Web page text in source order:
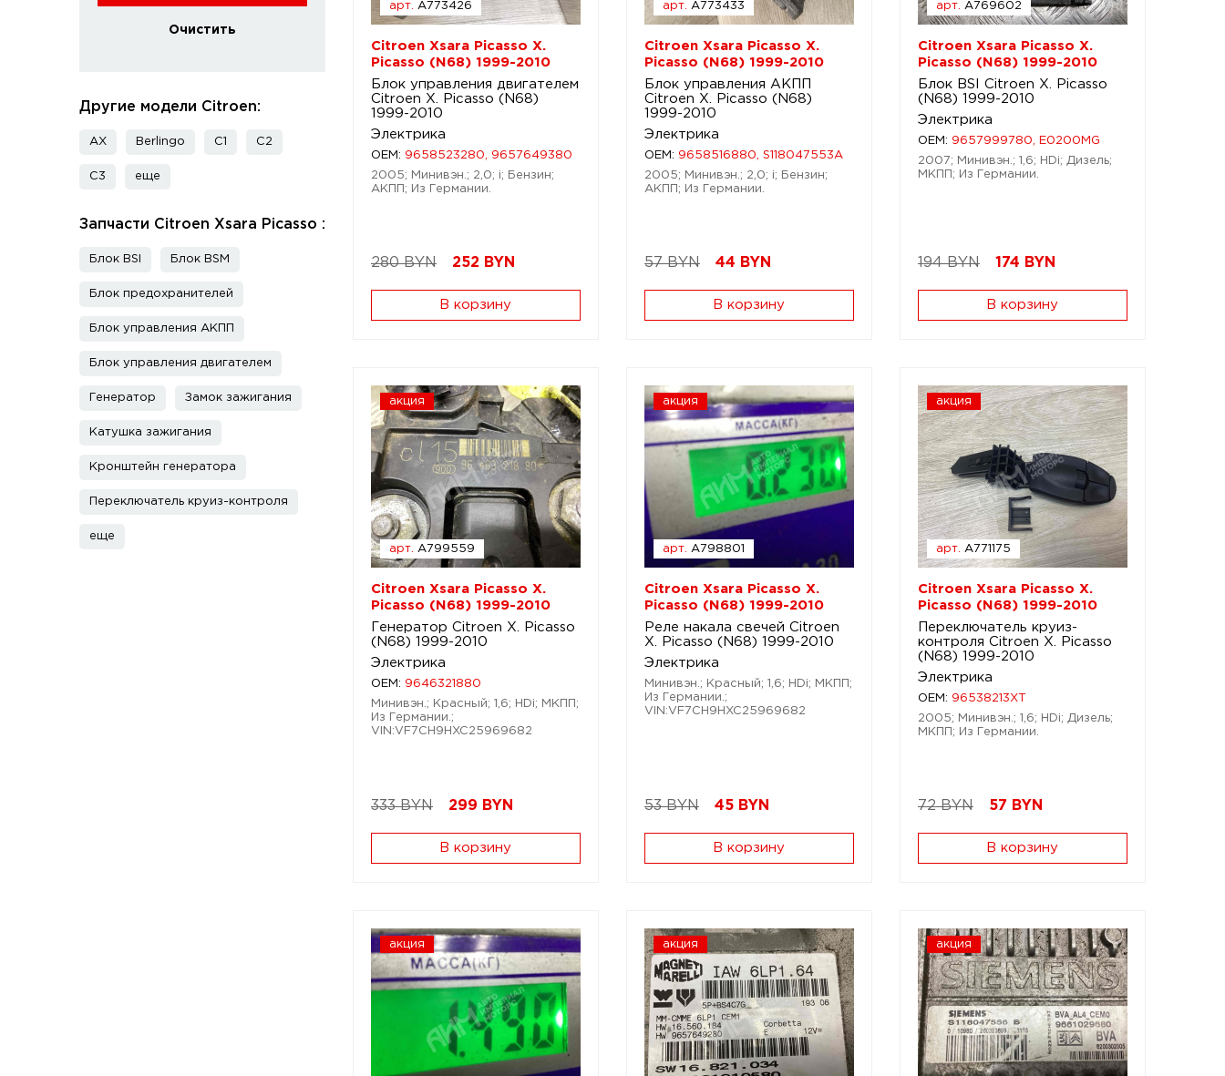
Очистить
Другие модели Citroen:
AX Berlingo C1 C2
C3 еще
Запчасти Citroen Xsara Picasso :
Блок BSI Блок BSM
Блок предохранителей
Блок управления АКПП
Блок управления двигателем
Генератор Замок зажигания
Катушка зажигания
Кронштейн генератора
Переключатель круиз-контроля
еще
арт. A773426
Citroen Xsara Picasso X.
Picasso (N68) 1999-2010
Блок управления двигателем
Citroen X. Picasso (N68)
1999-2010
Электрика
OEM: 9658523280, 9657649380
2005; Минивэн.; 2,0; i; Бензин;
АКПП; Из Германии.
280 BYN 252 BYN
В корзину
арт. A773433
Citroen Xsara Picasso X.
Picasso (N68) 1999-2010
Блок управления АКПП
Citroen X. Picasso (N68)
1999-2010
Электрика
OEM: 9658516880, S118047553A
2005; Минивэн.; 2,0; i; Бензин;
АКПП; Из Германии.
57 BYN 44 BYN
В корзину
арт. A769602
Citroen Xsara Picasso X.
Picasso (N68) 1999-2010
Блок BSI Citroen X. Picasso
(N68) 1999-2010
Электрика
OEM: 9657999780, E0200MG
2007; Минивэн.; 1,6; HDi; Дизель;
МКПП; Из Германии.
194 BYN 174 BYN
В корзину
акция
арт. A799559
Citroen Xsara Picasso X.
Picasso (N68) 1999-2010
Генератор Citroen X. Picasso
(N68) 1999-2010
Электрика
OEM: 9646321880
Минивэн.; Красный; 1,6; HDi; МКПП;
Из Германии.;
VIN:VF7CH9HXC25969682
333 BYN 299 BYN
В корзину
акция
арт. A798801
Citroen Xsara Picasso X.
Picasso (N68) 1999-2010
Реле накала свечей Citroen
X. Picasso (N68) 1999-2010
Электрика
Минивэн.; Красный; 1,6; HDi; МКПП;
Из Германии.;
VIN:VF7CH9HXC25969682
53 BYN 45 BYN
В корзину
акция
арт. A771175
Citroen Xsara Picasso X.
Picasso (N68) 1999-2010
Переключатель круиз-
контроля Citroen X. Picasso
(N68) 1999-2010
Электрика
OEM: 96538213XT
2005; Минивэн.; 1,6; HDi; Дизель;
МКПП; Из Германии.
72 BYN 57 BYN
В корзину
акция акция акция